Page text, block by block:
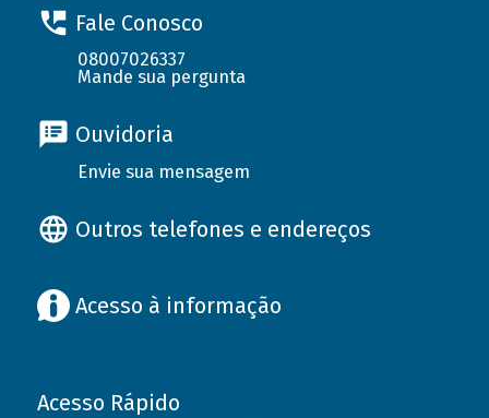
Fale Conosco
08007026337
Mande sua pergunta
Ouvidoria
Envie sua mensagem
Outros telefones e endereços
Acesso à informação
Acesso Rápido